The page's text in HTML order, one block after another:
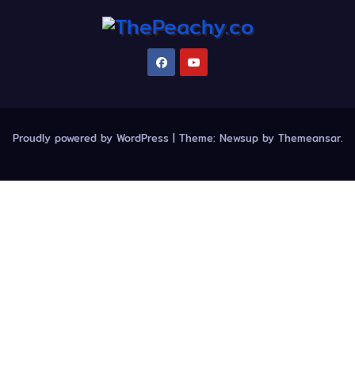
Proudly powered by WordPress | Theme: Newsup by Themeansar.